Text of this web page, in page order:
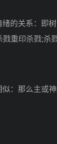
关系：即树
重印杀戮;杀
那么主或神